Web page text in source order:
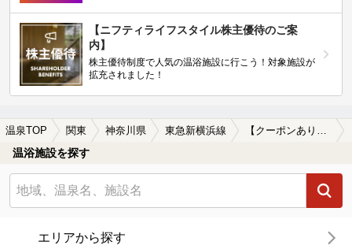
【ニフティライフスタイル株主優待のご案
内】
株主優待制度で人気の温浴施設に行こう！対象施設が
拡充されました！
温泉TOP 関東 神奈川県 東急新横浜線
温浴施設を探す
エリアから探す